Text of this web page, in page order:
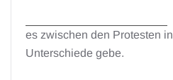
es zwischen den Protesten
Unterschiede gebe.